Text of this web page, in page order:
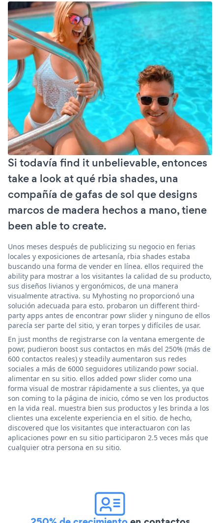
Si todavía find it unbelievable, entonces
take a look at qué rbia shades, una
compañía de gafas de sol que designs
marcos de madera hechos a mano, tiene
been able to create.
Unos meses después de publicizing su negocio en ferias
locales y exposiciones de artesanía, rbia shades estaba
buscando una forma de vender en línea. ellos required the
ability para mostrar a los visitantes la calidad de su producto,
sus diseños livianos y ergonómicos, de una manera
visualmente atractiva. su Myhosting no proporcionó una
solución adecuada para esto. probaron un different third-
party apps antes de encontrar powr slider y ninguno de ellos
parecía ser parte del sitio, y eran torpes y difíciles de usar.
En just months de registrarse con la ventana emergente de
powr, pudieron boost sus contactos en más del 250% (más de
600 contactos reales) y steadily aumentaron sus redes
sociales a más de 6000 seguidores utilizando powr social.
alimentar en su sitio. ellos added powr slider como una
forma visual de mostrar rápidamente a sus clientes, ya que
son coming to la página de inicio, cómo se ven los productos
en la vida real. muestra bien sus productos y les brinda a los
clientes una excelente experiencia en el sitio. de hecho,
discovered que los visitantes que interactuaron con las
aplicaciones powr en su sitio participaron 2.5 veces más que
cualquier otra persona en su sitio.